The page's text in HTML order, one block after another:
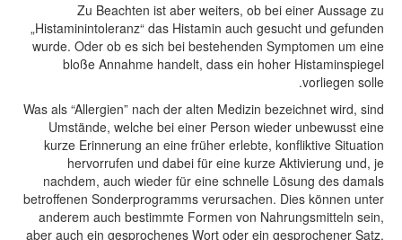
Zu Beachten ist aber weiters, ob bei einer Aussage zu
„Histaminintoleranz“ das Histamin auch gesucht und gefunden
wurde. Oder ob es sich bei bestehenden Symptomen um eine
bloße Annahme handelt, dass ein hoher Histaminspiegel
vorliegen solle.
Was als “Allergien” nach der alten Medizin bezeichnet wird, sind
Umstände, welche bei einer Person wieder unbewusst eine
kurze Erinnerung an eine früher erlebte, konfliktive Situation
hervorrufen und dabei für eine kurze Aktivierung und, je
nachdem, auch wieder für eine schnelle Lösung des damals
betroffenen Sonderprogramms verursachen. Dies können unter
anderem auch bestimmte Formen von Nahrungsmitteln sein,
aber auch ein gesprochenes Wort oder ein gesprochener Satz,